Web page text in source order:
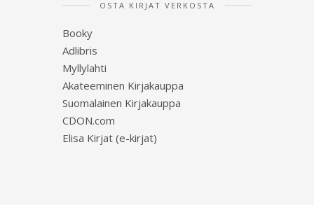
OSTA KIRJAT VERKOSTA
Booky
Adlibris
Myllylahti
Akateeminen Kirjakauppa
Suomalainen Kirjakauppa
CDON.com
Elisa Kirjat (e-kirjat)